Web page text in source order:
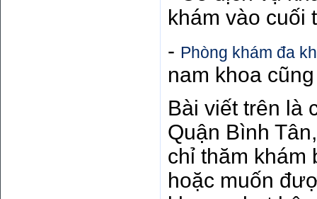
khám vào cuối
- Phòng khám đa
nam khoa
Bài viết trên là
Quận Bình
chỉ thăm khám
hoặc muốn